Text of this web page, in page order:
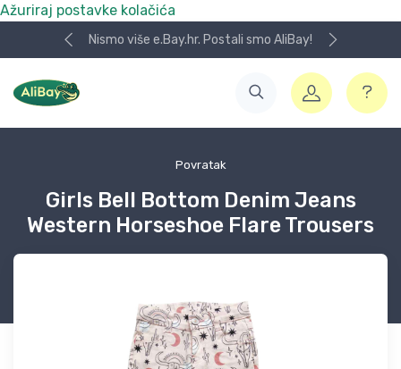
Ažuriraj postavke kolačića
Nismo više e.Bay.hr. Postali smo AliBay!
Povratak
Girls Bell Bottom Denim Jeans
Western Horseshoe Flare Trousers